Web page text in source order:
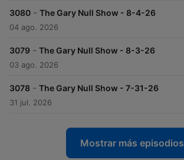
3080 - The Gary Null Show - 8-4-26
04 ago. 2026
3079 - The Gary Null Show - 8-3-26
03 ago. 2026
3078 - The Gary Null Show - 7-31-26
31 jul. 2026
Mostrar más episodios